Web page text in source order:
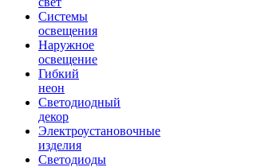
Системы
освещения
Наружное
освещение
Гибкий
неон
Светодиодный
декор
Электроустановочные
изделия
Светодиоды